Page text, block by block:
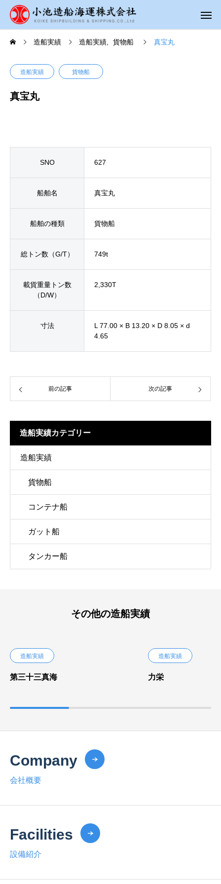
造船実績 造船実績 貨物船 真宝丸
造船実績 貨物船
真宝丸
SNO 627
船舶名 真宝丸
船舶の種類 貨物船
総トン数（G/T） 749t
載貨重量トン数
（D/W）
2,330T
寸法
L 77.00 × B 13.20 × D 8.05 × d
4.65
前の記事 次の記事
造船実績カテゴリー
造船実績
貨物船
コンテナ船
ガット船
タンカー船
その他の造船実績
造船実績
第三十三真海
造船実績
力栄
Company
会社概要
Facilities
設備紹介